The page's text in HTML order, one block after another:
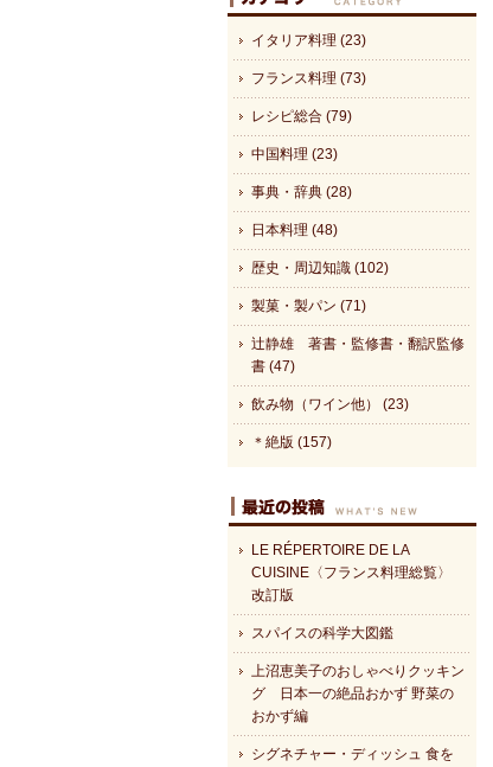
イタリア料理 (23)
フランス料理 (73)
レシピ総合 (79)
中国料理 (23)
事典・辞典 (28)
日本料理 (48)
歴史・周辺知識 (102)
製菓・製パン (71)
辻静雄 著書・監修書・翻訳監修
書 (47)
飲み物（ワイン他） (23)
＊絶版 (157)
LE RÉPERTOIRE DE LA
CUISINE〈フランス料理総覧〉
改訂版
スパイスの科学大図鑑
上沼恵美子のおしゃべりクッキン
グ 日本一の絶品おかず 野菜の
おかず編
シグネチャー・ディッシュ 食を